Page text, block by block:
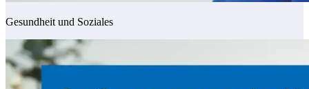
Gesundheit und Soziales